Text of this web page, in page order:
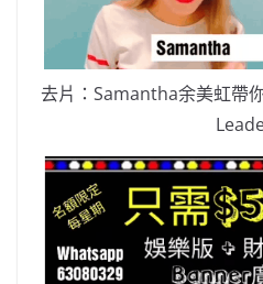
去片：Samantha余美虹帶